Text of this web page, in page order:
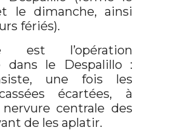
le dimanche, ainsi
fériés).
est l’opération
dans le Despalillo :
une fois les
écartées, à
centrale des
de les aplatir.